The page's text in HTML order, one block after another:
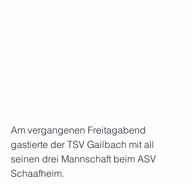
Am vergangenen Freitagabend
gastierte der TSV Gailbach mit all
seinen drei Mannschaft beim ASV
Schaafheim.